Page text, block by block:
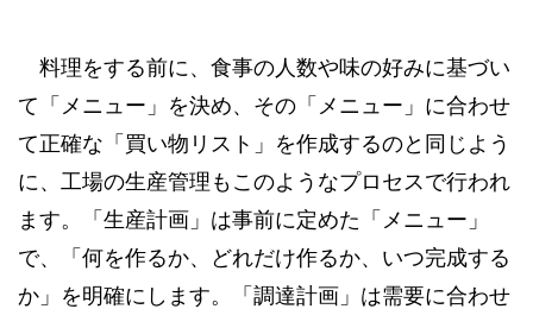
料理をする前に、食事の人数や味の好みに基づい
て「メニュー」を決め、その「メニュー」に合わせ
て正確な「買い物リスト」を作成するのと同じよう
に、工場の生産管理もこのようなプロセスで行われ
ます。「生産計画」は事前に定めた「メニュー」
で、「何を作るか、どれだけ作るか、いつ完成する
か」を明確にします。「調達計画」は需要に合わせ